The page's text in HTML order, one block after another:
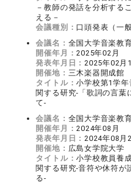
－教師の発話を分析する
える－
会議種別： 口頭発表（一般
会議名： 全国大学音楽教
開催年月： 2025年02月
発表年月日： 2025年02月
開催地： 三木楽器開成館
タイトル：小学校第1学年
関する研究-「歌詞の言葉
て‐
会議名： 全国大学音楽教
開催年月： 2024年08月
発表年月日： 2024年08月
開催地： 広島女学院大学
タイトル：小学校教員養
関する研究-音符や休符が
る‐